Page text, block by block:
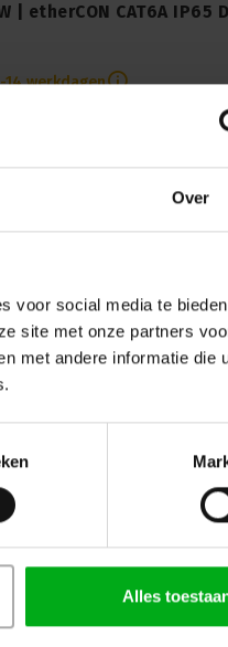
Over
voor social media te
site met onze partners
met andere informatie die
Alles
| etherCON CAT6A IP65
werkdagen
etherCON CAT6A IP65 D-shape
connectiviteit met IDC-